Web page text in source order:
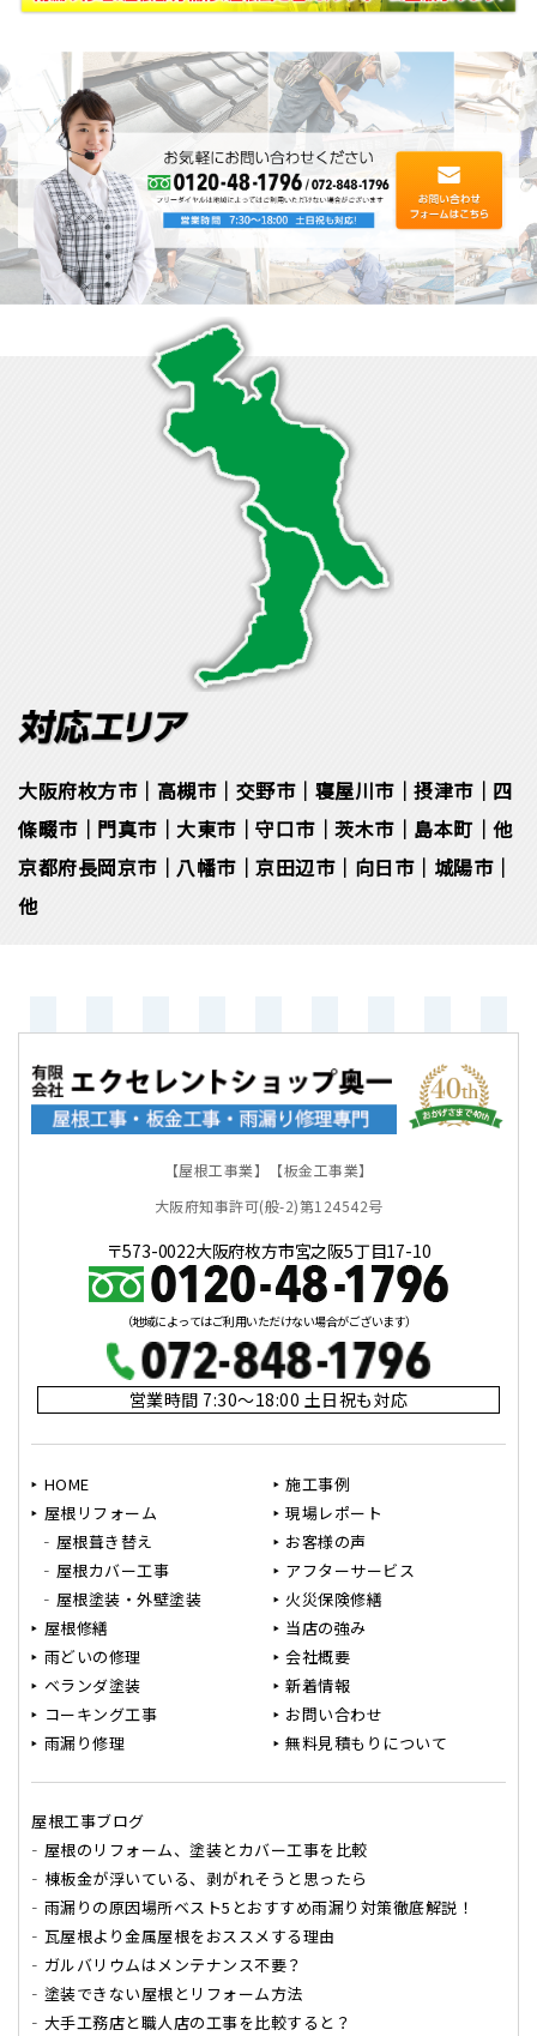
大阪府枚方市｜高槻市｜交野市｜寝屋川市｜摂津市｜四
條畷市｜門真市｜大東市｜守口市｜茨木市｜島本町｜他
京都府長岡京市｜八幡市｜京田辺市｜向日市｜城陽市｜
他
【屋根工事業】【板金工事業】
大阪府知事許可(般-2)第124542号
〒573-0022大阪府枚方市宮之阪5丁目17-10
（地域によってはご利用いただけない場合がございます）
営業時間 7:30～18:00 土日祝も対応
HOME
屋根リフォーム
屋根葺き替え
屋根カバー工事
屋根塗装・外壁塗装
屋根修繕
雨どいの修理
ベランダ塗装
コーキング工事
雨漏り修理
施工事例
現場レポート
お客様の声
アフターサービス
火災保険修繕
当店の強み
会社概要
新着情報
お問い合わせ
無料見積もりについて
屋根工事ブログ
屋根のリフォーム、塗装とカバー工事を比較
棟板金が浮いている、剥がれそうと思ったら
雨漏りの原因場所ベスト5とおすすめ雨漏り対策徹底解説！
瓦屋根より金属屋根をおススメする理由
ガルバリウムはメンテナンス不要？
塗装できない屋根とリフォーム方法
大手工務店と職人店の工事を比較すると？